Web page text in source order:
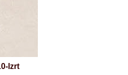
lzrt